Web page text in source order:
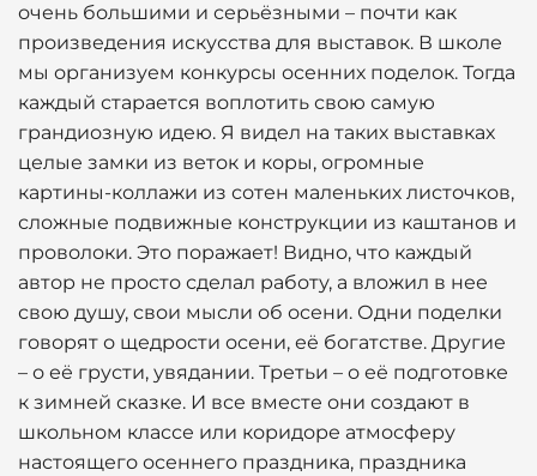
очень большими и серьёзными – почти как
произведения искусства для выставок. В школе
мы организуем конкурсы осенних поделок. Тогда
каждый старается воплотить свою самую
грандиозную идею. Я видел на таких выставках
целые замки из веток и коры, огромные
картины-коллажи из сотен маленьких листочков,
сложные подвижные конструкции из каштанов и
проволоки. Это поражает! Видно, что каждый
автор не просто сделал работу, а вложил в нее
свою душу, свои мысли об осени. Одни поделки
говорят о щедрости осени, её богатстве. Другие
– о её грусти, увядании. Третьи – о её подготовке
к зимней сказке. И все вместе они создают в
школьном классе или коридоре атмосферу
настоящего осеннего праздника, праздника